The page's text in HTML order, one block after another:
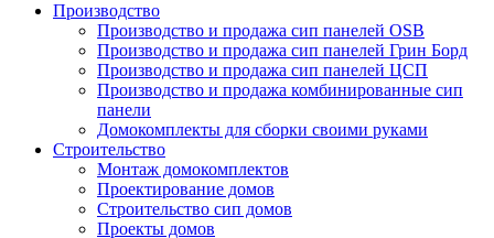
Производство
Производство и продажа сип панелей OSB
Производство и продажа сип панелей Грин Борд
Производство и продажа сип панелей ЦСП
Производство и продажа комбинированные сип
панели
Домокомплекты для сборки своими руками
Строительство
Монтаж домокомплектов
Проектирование домов
Строительство сип домов
Проекты домов